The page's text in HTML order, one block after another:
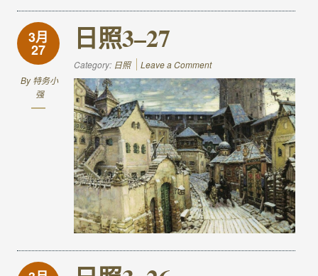
3月
27
By特务小
强
日照3–27
Category: 日照 Leave a Comment